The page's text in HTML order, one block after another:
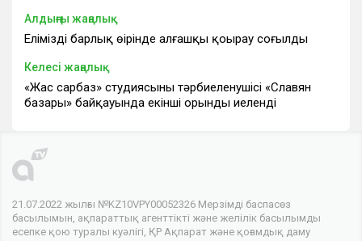
Алдыңғы жаңалық
Еліміздің барлық өңірінде алғашқы қоңырау соғылды
Келесі жаңалық
«Жас сарбаз» студиясының тәрбиеленушісі «Славян
базары» байқауында екінші орынды иеленді
21.07.2022 жылғы №KZ10VPY00052326 Мерзімді баспасөз
басылымын, ақпараттық агенттікті және желілік басылымды
есепке қою туралы куәлігі, ҚР Ақпарат және қоғамдық даму